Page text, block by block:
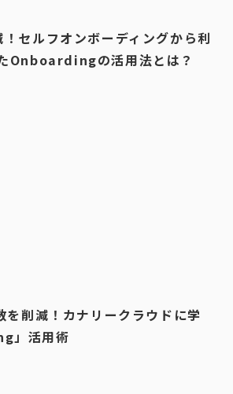
セルフオンボーディングから利
Onboardingの活用法とは？
を削減！カナリークラウドに学
」活用術